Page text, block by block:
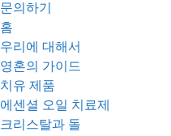
문의하기
홈
우리에 대해서
영혼의 가이드
치유 제품
에센셜 오일 치료제
크리스탈과 돌